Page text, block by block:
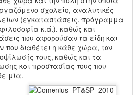
σχολείο, αναλυτικές
(εγκαταστάσεις, πρόγραμμα
κ.ά.), καθώς και
που αφορούσαν τα είδη και
που διαθέτει η κάθε χώρα, τον
τους, καθώς και τα
και προστασίας τους που
μία.